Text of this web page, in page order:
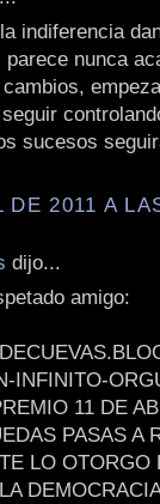
indiferencia
nunca
sucesos
DE 2011 A
dijo...
amigo:
INFINITO-
11 DE
PASAS A
LO